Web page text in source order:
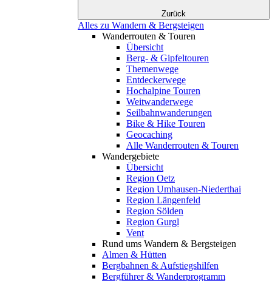
Zurück
Alles zu Wandern & Bergsteigen
Wanderrouten & Touren
Übersicht
Berg- & Gipfeltouren
Themenwege
Entdeckerwege
Hochalpine Touren
Weitwanderwege
Seilbahnwanderungen
Bike & Hike Touren
Geocaching
Alle Wanderrouten & Touren
Wandergebiete
Übersicht
Region Oetz
Region Umhausen-Niederthai
Region Längenfeld
Region Sölden
Region Gurgl
Vent
Rund ums Wandern & Bergsteigen
Almen & Hütten
Bergbahnen & Aufstiegshilfen
Bergführer & Wanderprogramm